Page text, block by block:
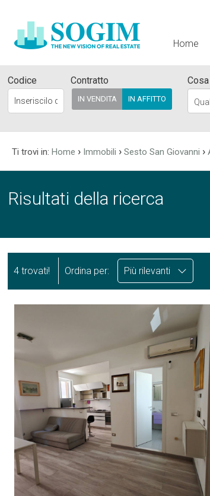
Home
Codice Contratto
IN VENDITA IN AFFITTO
Ti trovi in: Home › Immobili › Sesto San Giovanni ›
Risultati della ricerca
4 trovati! Ordina per: Più rilevanti